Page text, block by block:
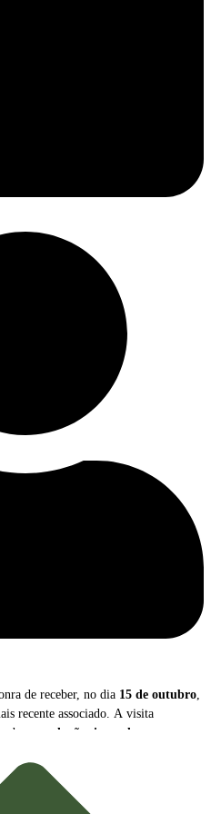
de receber, no dia 15 de outubro,
recente associado. A visita
as
soluções inovadoras
Executivo da Hubel Verde, e